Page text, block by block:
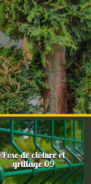
Pose de clôture et
grillage 09